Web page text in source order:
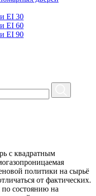
EI 30
EI 60
EI 90
с квадратным
политики на сырьё
от фактических.
по состоянию на